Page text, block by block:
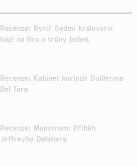
Recenze: Rytíř Sedmi království
hází na Hru o trůny bobek
Recenze: Kabinet kuriozit Guillerma
Del Tora
Recenze: Monstrum: Příběh
Jeffreyho Dahmera